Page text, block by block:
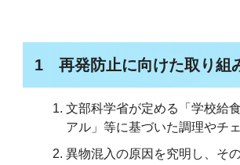
1 再発防止に向けた取り組
文部科学省が定める「学校給
アル」等に基づいた調理やチ
異物混入の原因を究明し、そ